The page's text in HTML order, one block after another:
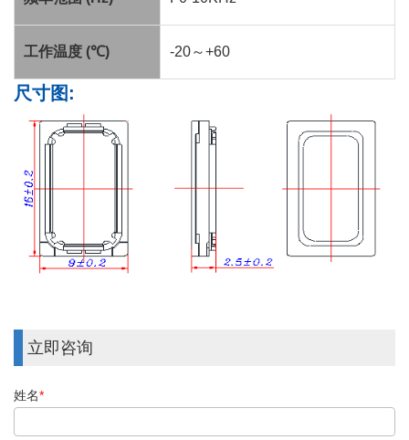
工作温度 (℃) -20～+60
尺寸图 :
立即咨询
姓名*